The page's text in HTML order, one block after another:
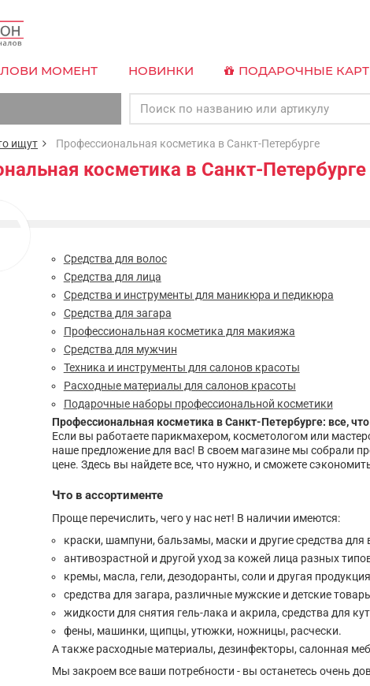
ЛОВИ МОМЕНТ НОВИНКИ ПОДАРОЧНЫЕ
ищут Профессиональная косметика в Санкт-Петербурге
косметика в Санкт-Петербурге
Средства для волос
Средства для лица
Средства и инструменты для маникюра и педикюра
Средства для загара
Профессиональная косметика для макияжа
Средства для мужчин
Техника и инструменты для салонов красоты
Расходные материалы для салонов красоты
Подарочные наборы профессиональной косметики
Профессиональная косметика в Санкт-Петербурге: все,
Если вы работаете парикмахером, косметологом или
наше предложение для вас! В своем магазине мы собрали
цене. Здесь вы найдете все, что нужно, и сможете
Что в ассортименте
Проще перечислить, чего у нас нет! В наличии имеются:
краски, шампуни, бальзамы, маски и другие средства для
антивозрастной и другой уход за кожей лица разных
кремы, масла, гели, дезодоранты, соли и другая
средства для загара, различные мужские и детские
жидкости для снятия гель-лака и акрила, средства для
фены, машинки, щипцы, утюжки, ножницы, расчески.
А также расходные материалы, дезинфекторы, салонная
Мы закроем все ваши потребности - вы останетесь очень